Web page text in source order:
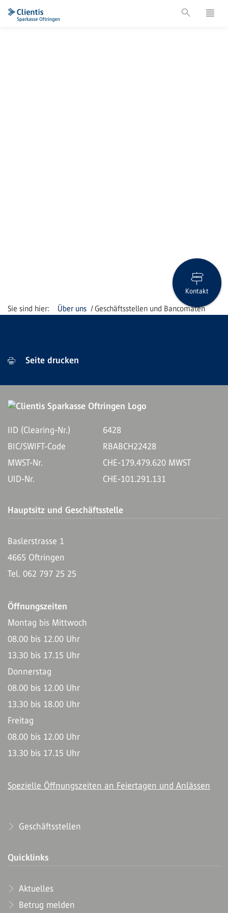
Über uns Geschäftsstellen und Bancomaten
Kontakt
Seite drucken
IID (Clearing-Nr.)
6428
BIC/SWIFT-Code
RBABCH22428
MWST-Nr.
CHE-179.479.620 MWST
UID-Nr.
CHE-101.291.131
Hauptsitz und Geschäftsstelle
Baslerstrasse 1
4665 Oftringen
Tel. 062 797 25 25
Öffnungszeiten
Montag bis Mittwoch
08.00 bis 12.00 Uhr
13.30 bis 17.15 Uhr
Donnerstag
08.00 bis 12.00 Uhr
13.30 bis 18.00 Uhr
Freitag
08.00 bis 12.00 Uhr
13.30 bis 17.15 Uhr
Spezielle Öffnungszeiten an Feiertagen und Anlässen
Geschäftsstellen
Quicklinks
Aktuelles
Betrug melden